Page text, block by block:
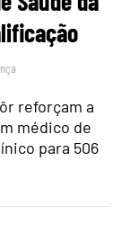
reforçam a
médico de
para 506